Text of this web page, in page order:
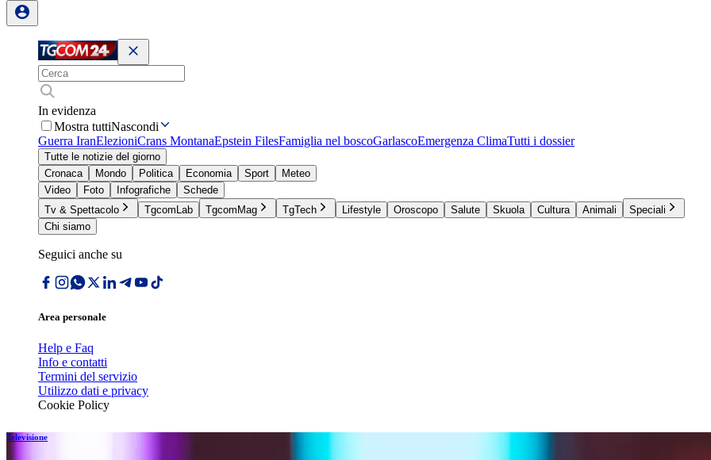
In evidenza
Mostra tuttiNascondi
Guerra IranElezioniCrans MontanaEpstein FilesFamiglia nel boscoGarlascoEmergenza ClimaTutti i dossier
Tutte le notizie del giorno
Cronaca
Mondo Politica Economia Sport
Meteo
Video
Foto Infografiche
Schede
Tv & Spettacolo
TgcomLab TgcomMag TgTech Lifestyle Oroscopo Salute Skuola Cultura Animali
Speciali
Chi siamo
Seguici anche su
Area personale
Help e Faq
Info e contatti
Termini del servizio
Utilizzo dati e privacy
Cookie Policy
Televisione